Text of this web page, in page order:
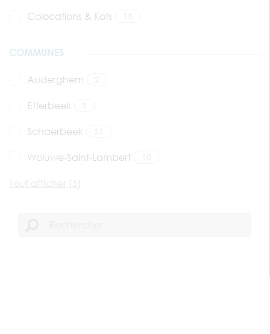
Colocations & Kots
COMMUNES
Auderghem
Etterbeek
Schaerbeek
Woluwe-Saint-Lambert
Tout afficher (5)